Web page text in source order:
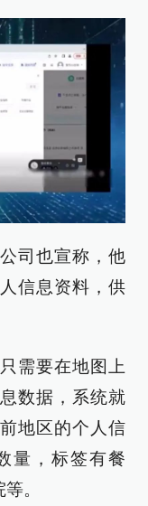
司也宣称，他
信息资料，供
需要在地图上
数据，系统就
地区的个人信
量，标签有餐
。